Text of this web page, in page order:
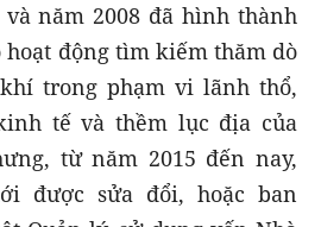
năm 2008 đã hình thành
động tìm kiếm thăm dò
trong phạm vi lãnh thổ,
tế và thềm lục địa của
từ năm 2015 đến nay,
được sửa đổi, hoặc ban